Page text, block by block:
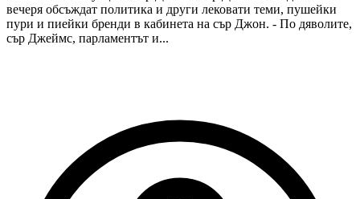
вечеря обсъждат политика и други лековати теми, пушейки
пури и пиейки бренди в кабинета на сър Джон. - По дяволите,
сър Джеймс, парламентът и...